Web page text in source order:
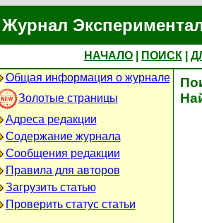
Журнал
НАЧАЛО ПОИСК
Общая информация о журнале
Золотые страницы
Адреса редакции
Содержание журнала
Сообщения редакции
Правила для авторов
Загрузить статью
Проверить статус статьи